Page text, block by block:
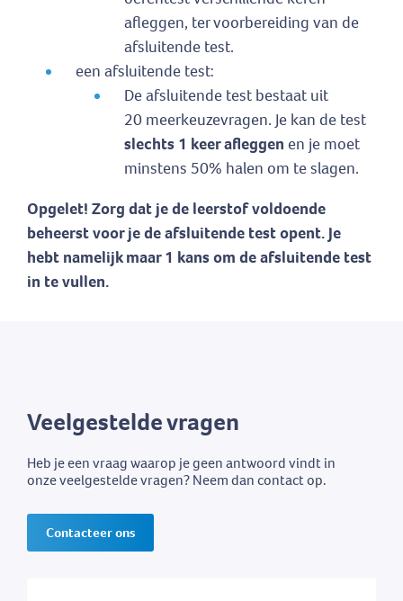
afleggen, ter voorbereiding van de
afsluitende test.
een afsluitende test:
De afsluitende test bestaat uit
20 meerkeuzevragen. Je kan de test
slechts 1 keer afleggen en je moet
minstens 50% halen om te slagen.
Opgelet! Zorg dat je de leerstof voldoende
beheerst voor je de afsluitende test opent. Je
hebt namelijk maar 1 kans om de afsluitende test
in te vullen.
Veelgestelde vragen
Heb je een vraag waarop je geen antwoord vindt in
onze veelgestelde vragen? Neem dan contact op.
Contacteer ons